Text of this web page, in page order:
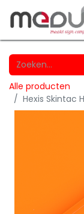
Alle producten
Hexis Skintac